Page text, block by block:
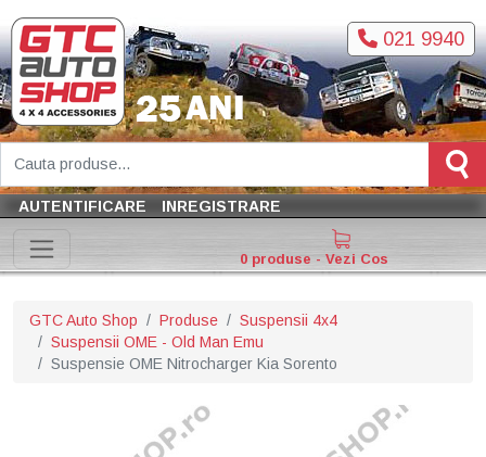
021 9940
AUTENTIFICARE INREGISTRARE
0 produse - Vezi Cos
GTC Auto Shop Produse
Suspensii 4x4
Suspensii OME - Old Man Emu
Suspensie OME Nitrocharger Kia Sorento